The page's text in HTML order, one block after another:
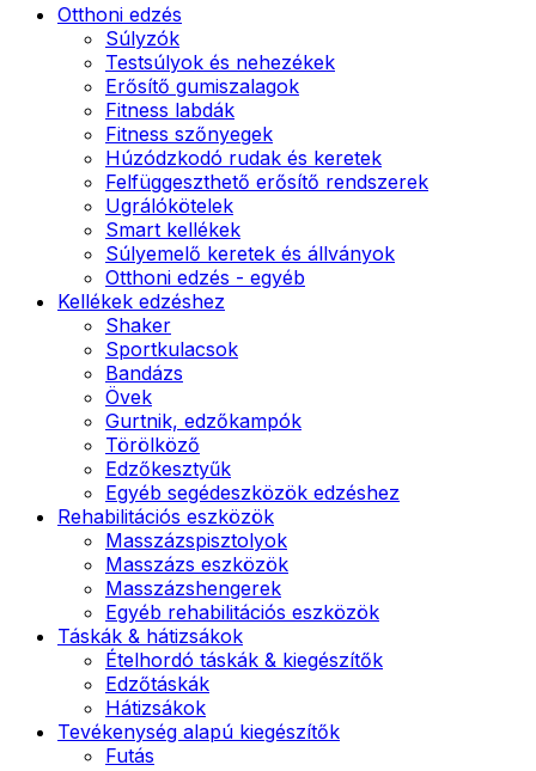
Otthoni edzés
Súlyzók
Testsúlyok és nehezékek
Erősítő gumiszalagok
Fitness labdák
Fitness szőnyegek
Húzódzkodó rudak és keretek
Felfüggeszthető erősítő rendszerek
Ugrálókötelek
Smart kellékek
Súlyemelő keretek és állványok
Otthoni edzés - egyéb
Kellékek edzéshez
Shaker
Sportkulacsok
Bandázs
Övek
Gurtnik, edzőkampók
Törölköző
Edzőkesztyűk
Egyéb segédeszközök edzéshez
Rehabilitációs eszközök
Masszázspisztolyok
Masszázs eszközök
Masszázshengerek
Egyéb rehabilitációs eszközök
Táskák & hátizsákok
Ételhordó táskák & kiegészítők
Edzőtáskák
Hátizsákok
Tevékenység alapú kiegészítők
Futás